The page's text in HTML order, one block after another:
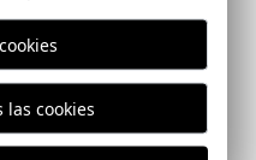
+ chinos ligeros +
y fresco. El lino regula
indeseados.
+ chino beige +
flexible o reunión en
las cookies